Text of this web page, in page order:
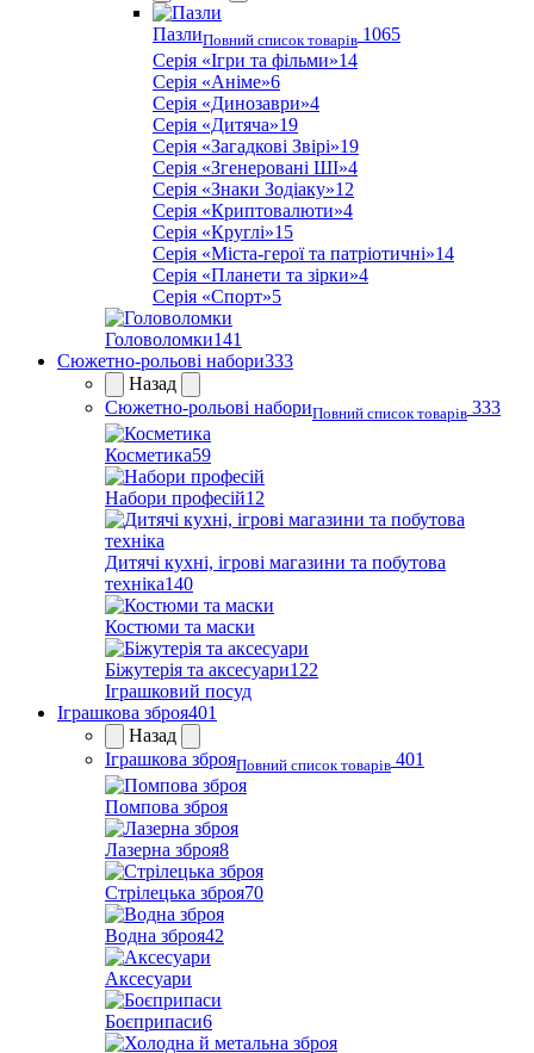
ПазлиПовний список товарів 1065
Серія «Ігри та фільми»14
Серія «Аніме»6
Серія «Динозаври»4
Серія «Дитяча»19
Серія «Загадкові Звірі»19
Серія «Згенеровані ШІ»4
Серія «Знаки Зодіаку»12
Серія «Криптовалюти»4
Серія «Круглі»15
Серія «Міста-герої та патріотичні»14
Серія «Планети та зірки»4
Серія «Спорт»5
Головоломки141
Сюжетно-рольові набори333
Назад
Сюжетно-рольові набориПовний список товарів 333
Косметика59
Набори професій12
Дитячі кухні, ігрові магазини та побутова
техніка140
Костюми та маски
Біжутерія та аксесуари122
Іграшковий посуд
Іграшкова зброя401
Назад
Іграшкова зброяПовний список товарів 401
Помпова зброя
Лазерна зброя8
Стрілецька зброя70
Водна зброя42
Аксесуари
Боєприпаси6